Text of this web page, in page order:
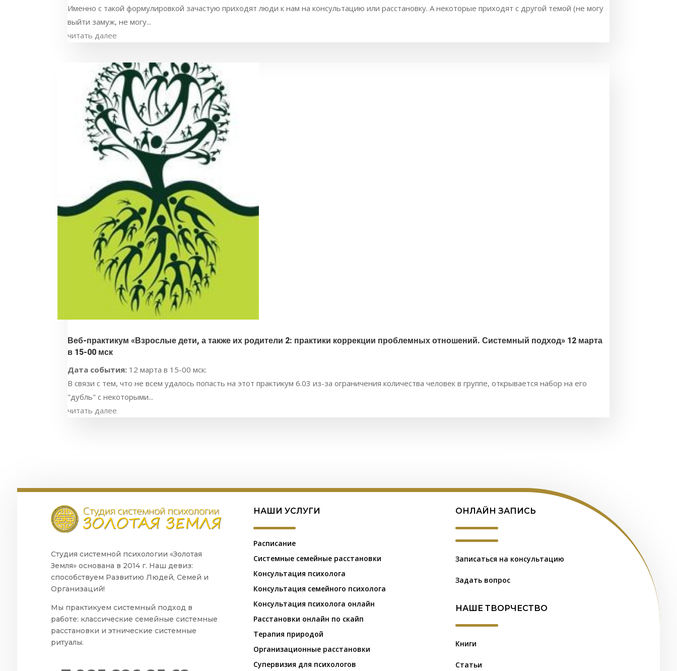
Именно с такой формулировкой зачастую приходят люди к нам на консультацию или расстановку. А некоторые приходят с другой темой (не могу
выйти замуж, не могу...
читать далее
Веб-практикум «Взрослые дети, а также их родители 2: практики коррекции проблемных отношений. Системный подход» 12 марта
в 15-00 мск
Дата события: 12 марта в 15-00 мск:
В связи с тем, что не всем удалось попасть на этот практикум 6.03 из-за ограничения количества человек в группе, открывается набор на его
"дубль" с некоторыми...
читать далее
Студия системной психологии «Золотая
Земля» основана в 2014 г. Наш девиз:
способствуем Развитию Людей, Семей и
Организаций!
Мы практикуем системный подход в
работе: классические семейные системные
расстановки и этнические системные
ритуалы.
НАШИ УСЛУГИ
Расписание
Системные семейные расстановки
Консультация психолога
Консультация семейного психолога
Консультация психолога онлайн
Расстановки онлайн по скайп
Терапия природой
Организационные расстановки
Супервизия для психологов
ОНЛАЙН ЗАПИСЬ
Записаться на консультацию
Задать вопрос
НАШЕ ТВОРЧЕСТВО
Книги
Статьи